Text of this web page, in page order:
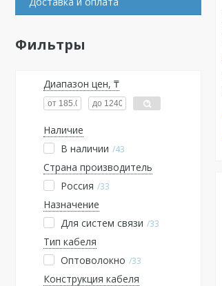
Фильтры
Диапазон цен, ₸
Наличие
В наличии
43
Страна производитель
Россия 33
Назначение
Для систем связи 33
Тип кабеля
Оптоволокно 33
Конструкция кабеля